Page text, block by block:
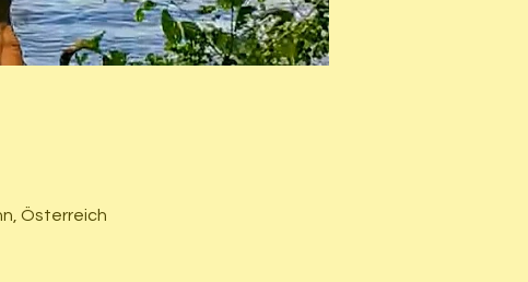
Österreich